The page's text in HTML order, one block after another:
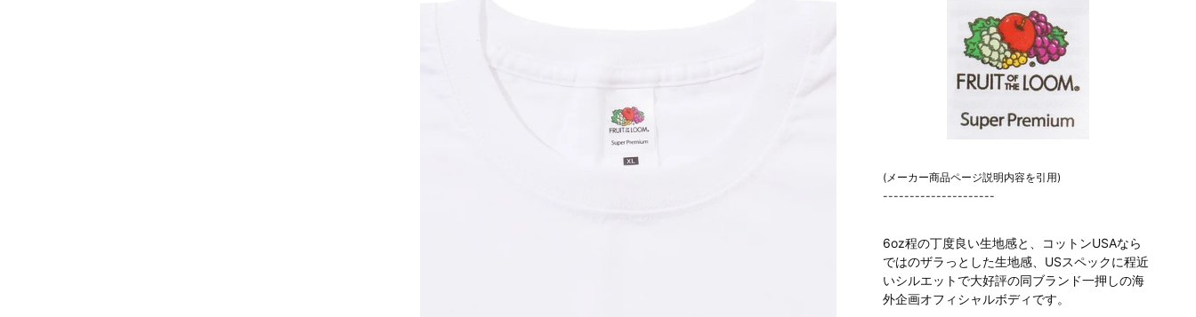
(メーカー商品ページ説明内容を引用)
---------------------
6oz程の丁度良い生地感と、コットンUSAなら
ではのザラっとした生地感、USスペックに程近
いシルエットで大好評の同ブランド一押しの海
外企画オフィシャルボディです。